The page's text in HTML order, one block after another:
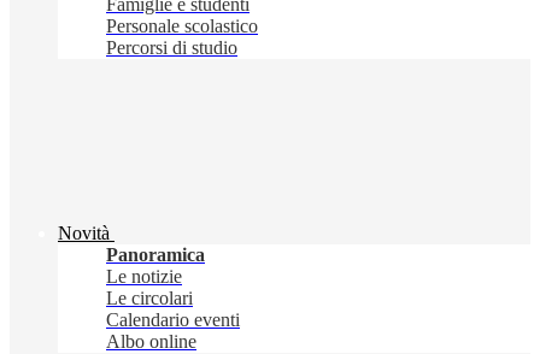
Famiglie e studenti
Personale scolastico
Percorsi di studio
Novità
Panoramica
Le notizie
Le circolari
Calendario eventi
Albo online